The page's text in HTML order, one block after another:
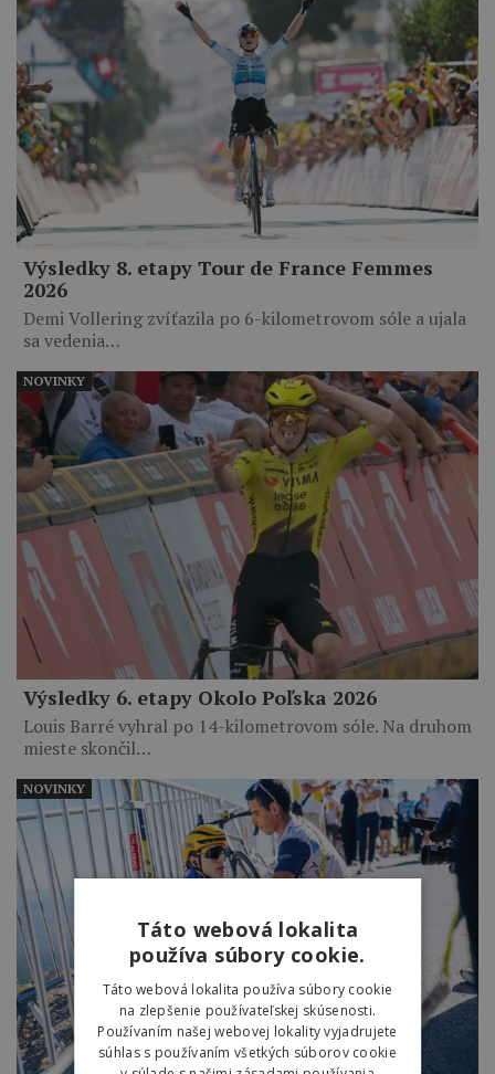
Výsledky 8. etapy Tour de France Femmes
2026
Demi Vollering zvíťazila po 6-kilometrovom sóle a ujala
sa vedenia…
Výsledky 6. etapy Okolo Poľska 2026
Louis Barré vyhral po 14-kilometrovom sóle. Na druhom
mieste skončil…
NOVINKY
NOVINKY
Táto webová lokalita
používa súbory cookie.
Táto webová lokalita používa súbory cookie
na zlepšenie používateľskej skúsenosti.
Používaním našej webovej lokality vyjadrujete
súhlas s používaním všetkých súborov cookie